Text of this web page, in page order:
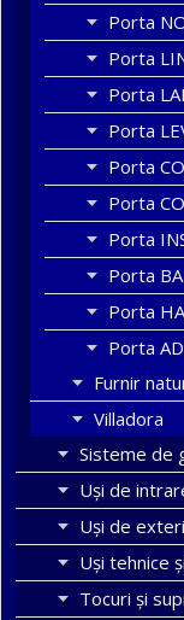
Porta
Porta
Porta
Porta
Porta
Porta
Porta
Porta
Porta
Porta
Furnir
Villadora
Sisteme de
Uși de
Uşi de
Uși tehnice
Tocuri şi